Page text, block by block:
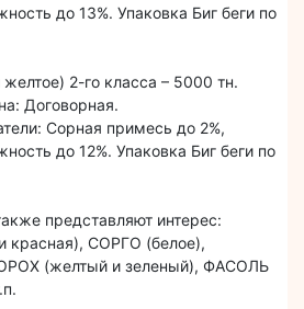
до 13%. Упаковка Биг беги по
2-го класса – 5000 тн.
Договорная.
Сорная примесь до 2%,
до 12%. Упаковка Биг беги по
представляют интерес:
красная), СОРГО (белое),
(желтый и зеленый), ФАСОЛЬ